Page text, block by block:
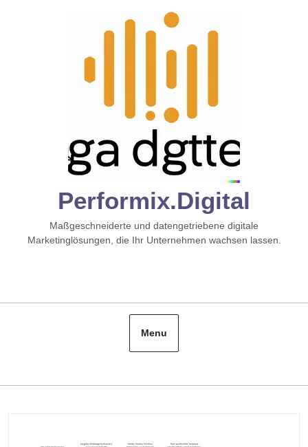
Performix.digital
Maßgeschneiderte und datengetriebene digitale
Marketinglösungen, die Ihr Unternehmen wachsen lassen.
Menu